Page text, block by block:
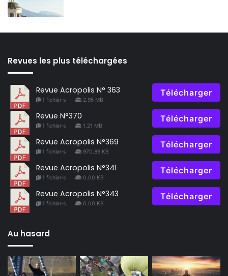
Revues les plus téléchargées
Revue Acropolis N° 363
1 fichier·s 2.95 MB
Télécharger
Revue N°370
1 fichier·s 1.21 MB
Télécharger
Revue Acropolis N°369
1 fichier·s 970.89 KB
Télécharger
Revue Acropolis N°341
1 fichier·s 0.00 KB
Télécharger
Revue Acropolis N°343
1 fichier·s 0.00 KB
Télécharger
Au hasard